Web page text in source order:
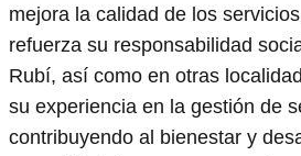
mejora la calidad de los
refuerza su responsabilidad
Rubí, así como en otras
su experiencia en la gestión de
contribuyendo al bienestar y